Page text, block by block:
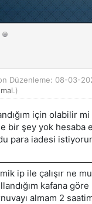
Düzenleme: 08-03-
.)
için olabilir
bir şey yok hesaba
para iadesi
ip ile çalışır ne
kafana
almam 2